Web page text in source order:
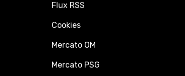
Flux RSS
Cookies
Mercato OM
Mercato PSG